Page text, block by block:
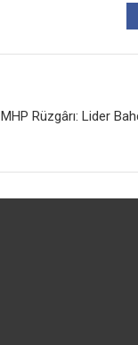
MHP Rüzgârı: Lider